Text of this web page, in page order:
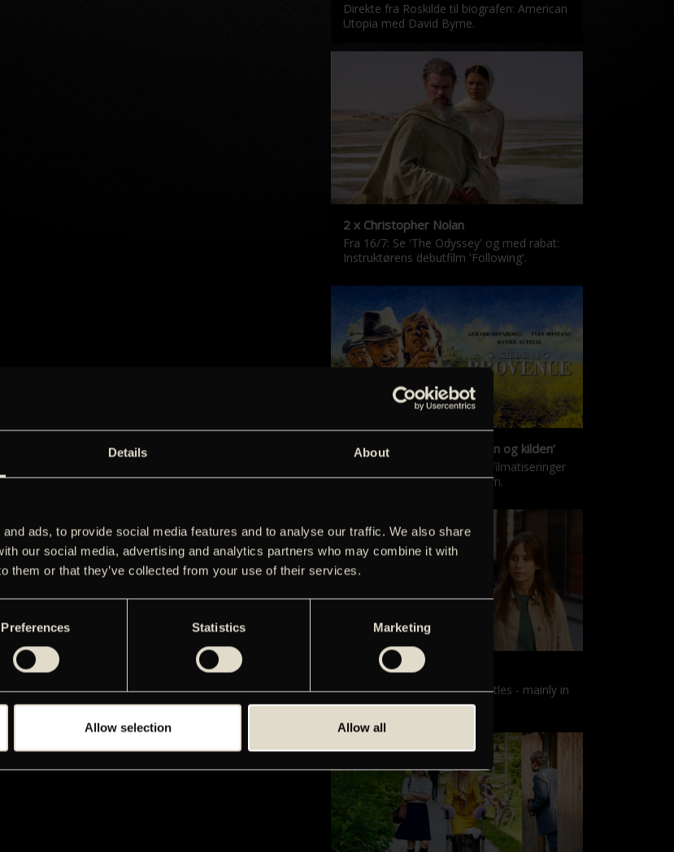
Details About
ads, to provide social media features and to analyse our traffic. We also share
our social media, advertising and analytics partners who may combine it with
them or that they’ve collected from your use of their services.
Preferences Statistics Marketing
Allow selection Allow all
Direkte fra Roskilde til biografen: American
Utopia med David Byrne.
2 x Christopher Nolan
Fra 16/7: Se 'The Odyssey' og med rabat:
Instruktørens debutfilm 'Following'.
‘Kilden i Provence’ & ‘Manon og kilden’
De klassiske Marcel Pagnol-filmatiseringer
er tilbage i nyrestaureret form.
Films with English subtitles
Screenings with English subtitles - mainly in
our sister cinema, Gloria.